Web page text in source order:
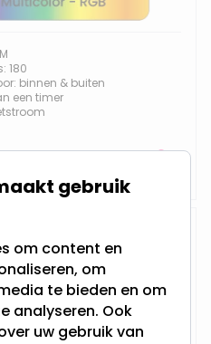
180
binnen & buiten
een timer
12,95
- div
- 240 lampjes
gebruik
om content en
om
te bieden en om
analyseren. Ook
uw gebruik van